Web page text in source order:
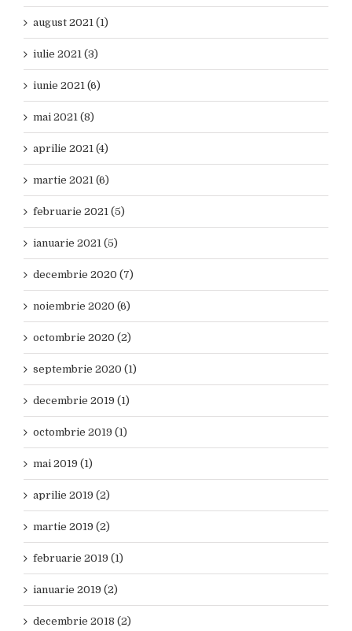
august 2021 (1)
iulie 2021 (3)
iunie 2021 (6)
mai 2021 (8)
aprilie 2021 (4)
martie 2021 (6)
februarie 2021 (5)
ianuarie 2021 (5)
decembrie 2020 (7)
noiembrie 2020 (6)
octombrie 2020 (2)
septembrie 2020 (1)
decembrie 2019 (1)
octombrie 2019 (1)
mai 2019 (1)
aprilie 2019 (2)
martie 2019 (2)
februarie 2019 (1)
ianuarie 2019 (2)
decembrie 2018 (2)